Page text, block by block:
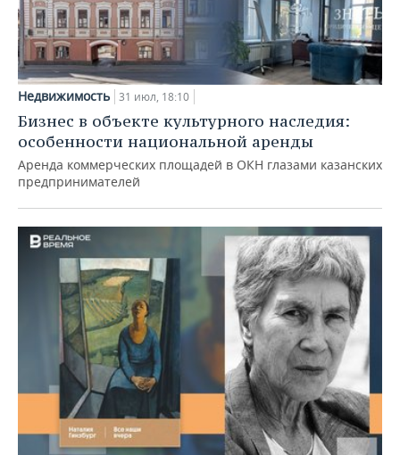
Недвижимость 31 июл, 18:10
Бизнес в объекте культурного наследия:
особенности национальной аренды
Аренда коммерческих площадей в ОКН глазами казанских
предпринимателей